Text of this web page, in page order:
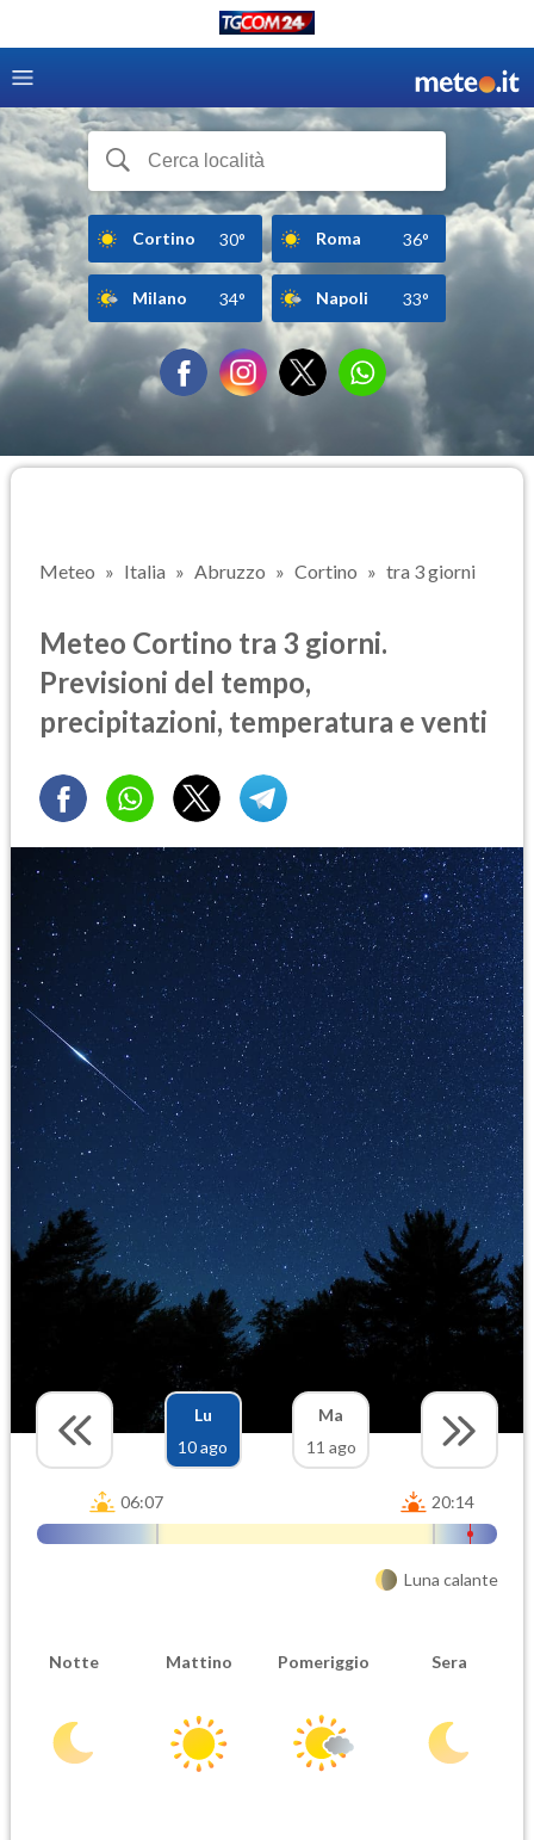
Cortino 30° Roma 36°
Milano 34° Napoli 33°
Meteo Italia Abruzzo Cortino tra 3 giorni
Meteo Cortino tra 3 giorni.
Previsioni del tempo,
precipitazioni, temperatura e venti
Lu
10 ago
Ma
11 ago
06:07 20:14
Luna calante
Notte Mattino Pomeriggio Sera